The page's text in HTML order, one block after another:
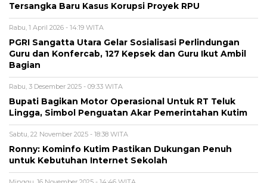
Tersangka Baru Kasus Korupsi Proyek RPU
Rabu, 1 April 2026 - 14:19 WITA
PGRI Sangatta Utara Gelar Sosialisasi Perlindungan
Guru dan Konfercab, 127 Kepsek dan Guru Ikut Ambil
Bagian
Rabu, 3 Desember 2025 - 09:33 WITA
Bupati Bagikan Motor Operasional Untuk RT Teluk
Lingga, Simbol Penguatan Akar Pemerintahan Kutim
Sabtu, 22 November 2025 - 18:38 WITA
Ronny: Kominfo Kutim Pastikan Dukungan Penuh
untuk Kebutuhan Internet Sekolah